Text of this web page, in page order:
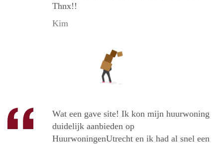
Thnx!!
Kim
Wat een gave site! Ik kon mijn huurwoning
duidelijk aanbieden op
HuurwoningenUtrecht en ik had al snel een